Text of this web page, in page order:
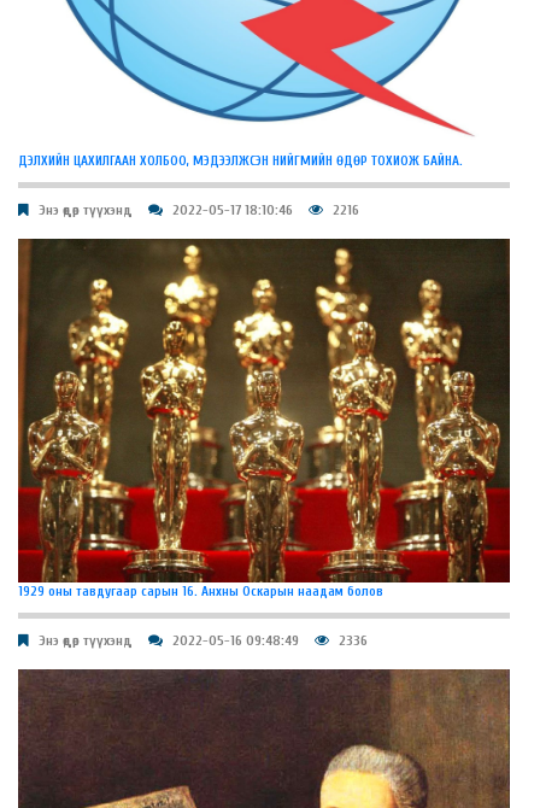
ДЭЛХИЙН ЦАХИЛГААН ХОЛБОО, МЭДЭЭЛЖСЭН НИЙГМИЙН ӨДӨР ТОХИОЖ БАЙНА.
Энэ өдөр түүхэнд 2022-05-17 18:10:46 2216
1929 оны тавдугаар сарын 16. Анхны Оскарын наадам болов
Энэ өдөр түүхэнд 2022-05-16 09:48:49 2336